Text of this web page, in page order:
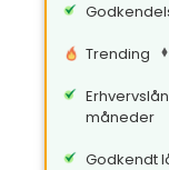
Trending
måneder
Godkendt